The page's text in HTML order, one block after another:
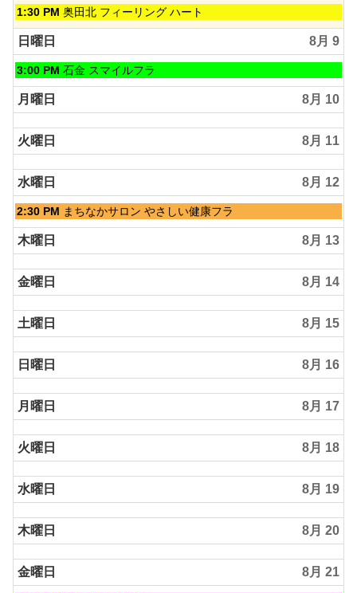
土
曜
日,
8
月
2026
1:30 PM 奥田北 フィーリング ハート
日曜日 8月 9
日
曜
日,
8
月
9th
2026
3:00 PM 石金 スマイルフラ
月曜日 8月 10
火曜日 8月 11
水曜日 8月 12
水
曜
日,
8
月
12th
2026
2:30 PM まちなかサロン やさしい健康フラ
木曜日 8月 13
金曜日 8月 14
土曜日 8月 15
日曜日 8月 16
月曜日 8月 17
火曜日 8月 18
水曜日 8月 19
木曜日 8月 20
金曜日 8月 21